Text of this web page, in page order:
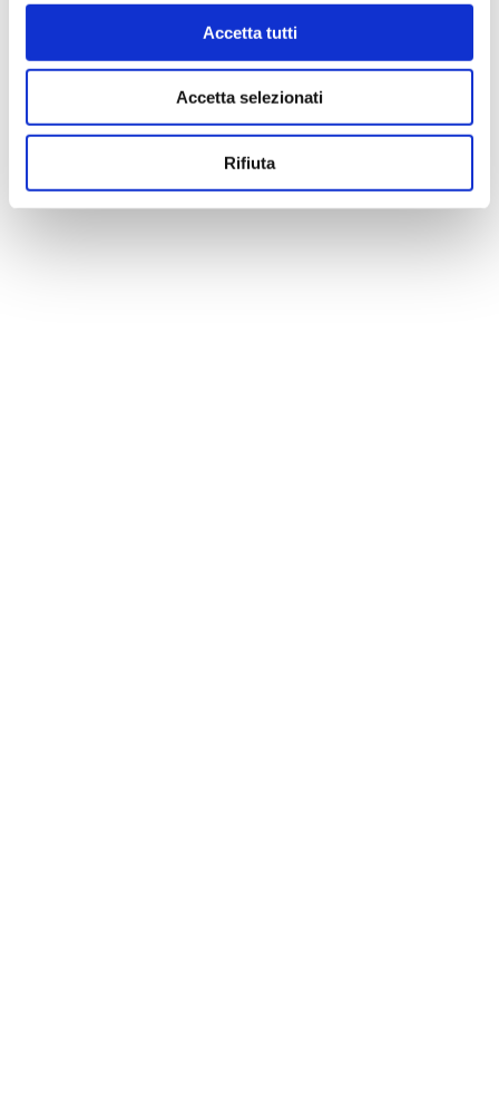
Accetta tutti
Accetta selezionati
Rifiuta